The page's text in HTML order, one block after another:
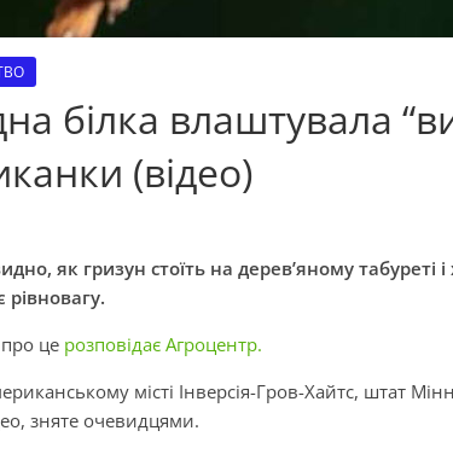
білка влаштувала
(відео)
як гризун стоїть на дерев’яному табуреті
це розповідає Агроцентр.
місті Інверсія-Гров-Хайтс, штат
зняте очевидцями.